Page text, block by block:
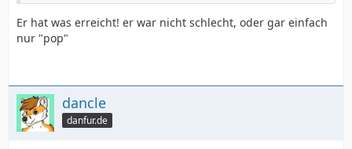
Er hat was erreicht! er war nicht schlecht, oder gar einfach
nur "pop"
dancle
danfur.de